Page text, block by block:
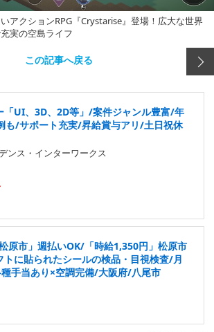
アクションRPG『Crystarise』登場！広大な世界
実の空島ライフ
この記事へ戻る
「UI、3D、2D等」/案件ジャンル豊富/年
も/サポート充実/昇給賞与アリ/土日祝休
ンス・インターワークス
原市」週払いOK/「時給1,350円」松原市
トに貼られたシールの検品・目視検査/月
手当あり×空調完備/大阪府/八尾市